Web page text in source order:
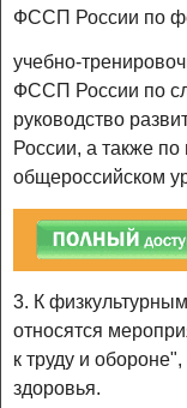
ФССП России по
учебно-
ФССП России по
руководство
России, а также
общероссийском
3. К
относятся
к труду и
здоровья.